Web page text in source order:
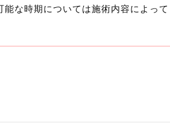
であって、当該情報に含まれる氏名、
個人情報保護委員会の政令に準じま
報もありますが、他の情報と組み合わ
な時期については施術内容によって